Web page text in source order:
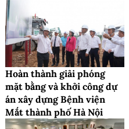
Hoàn thành giải phóng
mặt bằng và khởi công dự
án xây dựng Bệnh viện
Mắt thành phố Hà Nội